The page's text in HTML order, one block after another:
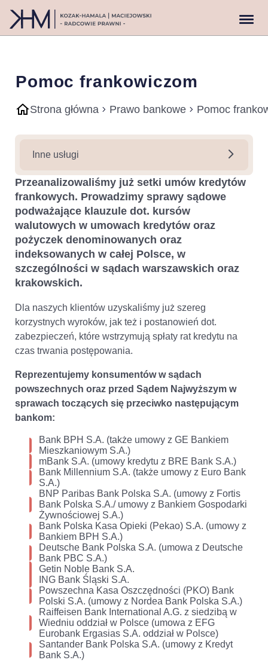
Pomoc frankowiczom
Strona główna Prawo bankowe Pomoc
Inne usługi
Przeanalizowaliśmy już setki umów kredytów
frankowych. Prowadzimy sprawy sądowe
podważające klauzule dot. kursów
walutowych w umowach kredytów oraz
pożyczek denominowanych oraz
indeksowanych w całej Polsce, w
szczególności w sądach warszawskich oraz
krakowskich.
Dla naszych klientów uzyskaliśmy już szereg
korzystnych wyroków, jak też i postanowień dot.
zabezpieczeń, które wstrzymują spłaty rat kredytu na
czas trwania postępowania.
Reprezentujemy konsumentów w sądach
powszechnych oraz przed Sądem Najwyższym w
sprawach toczących się przeciwko następującym
bankom:
Bank BPH S.A. (także umowy z GE Bankiem
Mieszkaniowym S.A.)
mBank S.A. (umowy kredytu z BRE Bank S.A.)
Bank Millennium S.A. (także umowy z Euro Bank
S.A.)
BNP Paribas Bank Polska S.A. (umowy z Fortis
Bank Polska S.A./ umowy z Bankiem Gospodarki
Żywnościowej S.A.)
Bank Polska Kasa Opieki (Pekao) S.A. (umowy z
Bankiem BPH S.A.)
Deutsche Bank Polska S.A. (umowa z Deutsche
Bank PBC S.A.)
Getin Noble Bank S.A.
ING Bank Śląski S.A.
Powszechna Kasa Oszczędności (PKO) Bank
Polski S.A. (umowy z Nordea Bank Polska S.A.)
Raiffeisen Bank International A.G. z siedzibą w
Wiedniu oddział w Polsce (umowa z EFG
Eurobank Ergasias S.A. oddział w Polsce)
Santander Bank Polska S.A. (umowy z Kredyt
Bank S.A.)